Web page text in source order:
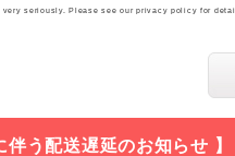
伴う配送遅延のお知らせ 】
seriously. Please see our privacy policy for